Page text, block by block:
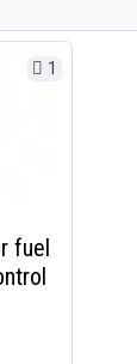
1
fuel